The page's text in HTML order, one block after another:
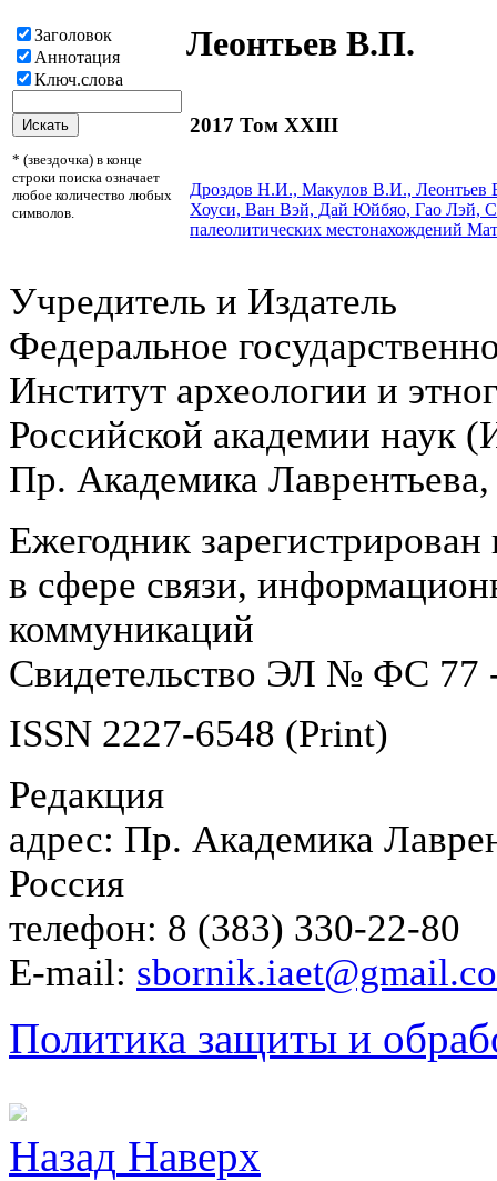
Заголовок
Аннотация
Ключ.слова
* (звездочка) в конце
строки поиска означает
любое количество любых
символов.
Леонтьев В.П.
2017 Том XXIII
Дроздов Н.И., Макулов В.И., Леонтьев
Хоуси, Ван Вэй, Дай Юйбяо, Гао Лэй,
палеолитических местонахождений
Учредитель и Издатель
Федеральное
Институт археологии и
Российской академии
Пр. Академика
Ежегодник
в сфере связи,
коммуникаций
Свидетельство ЭЛ № ФС 77
ISSN 2227-6548 (Print)
Редакция
адрес: Пр. Академика
Россия
телефон: 8 (383) 330-22-80
E-mail:
Политика защиты и
Назад Наверх